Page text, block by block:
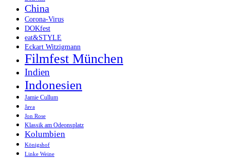
China
Corona-Virus
DOKfest
eat&STYLE
Eckart Witzigmann
Filmfest München
Indien
Indonesien
Jamie Cullum
Java
Jon Rose
Klassik am Odeonsplatz
Kolumbien
Königshof
Linke Weine